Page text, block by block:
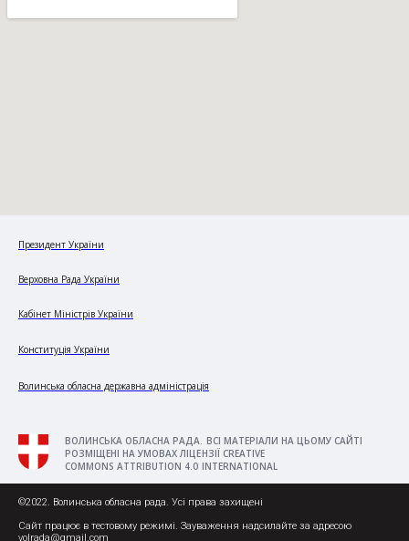
Президент України
Верховна Рада України
Кабінет Міністрів України
Конституція України
Волинська обласна державна адміністрація
ВОЛИНСЬКА ОБЛАСНА РАДА. ВСІ МАТЕРІАЛИ НА ЦЬОМУ САЙТІ
РОЗМІЩЕНІ НА УМОВАХ ЛІЦЕНЗІЇ CREATIVE
COMMONS ATTRIBUTION 4.0 INTERNATIONAL
©2022. Волинська обласна рада. Усі права захищені
Сайт працює в тестовому режимі. Зауваження надсилайте за адресою
volrada@gmail.com